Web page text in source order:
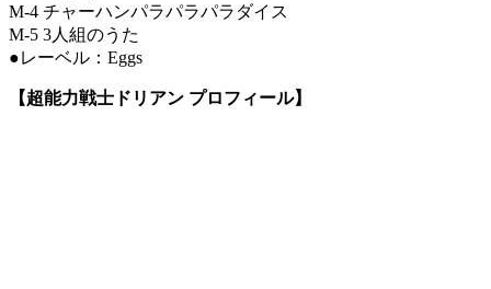
M-4 チャーハンパラパラパラダイス
M-5 3人組のうた
●レーベル：Eggs
【超能力戦士ドリアン プロフィール】